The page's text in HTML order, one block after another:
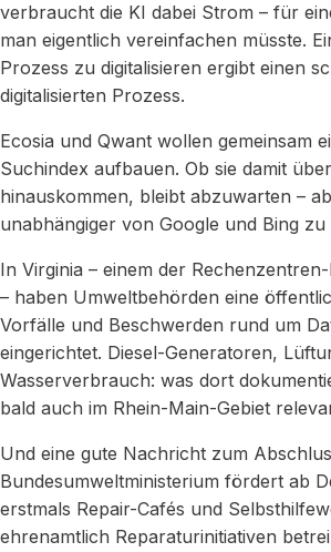
verbraucht die KI dabei Strom – für
man eigentlich vereinfachen müsste.
Prozess zu digitalisieren ergibt einen
digitalisierten Prozess.
Ecosia und Qwant wollen gemeinsam
Suchindex aufbauen. Ob sie damit
hinauskommen, bleibt abzuwarten –
unabhängiger von Google und Bing
In Virginia – einem der
– haben Umweltbehörden eine
Vorfälle und Beschwerden rund um
eingerichtet. Diesel-Generatoren,
Wasserverbrauch: was dort
bald auch im Rhein-Main-Gebiet
Und eine gute Nachricht zum
Bundesumweltministerium fördert ab
erstmals Repair-Cafés und
ehrenamtlich Reparaturinitiativen